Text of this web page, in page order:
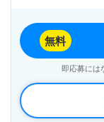
無料
即応募には